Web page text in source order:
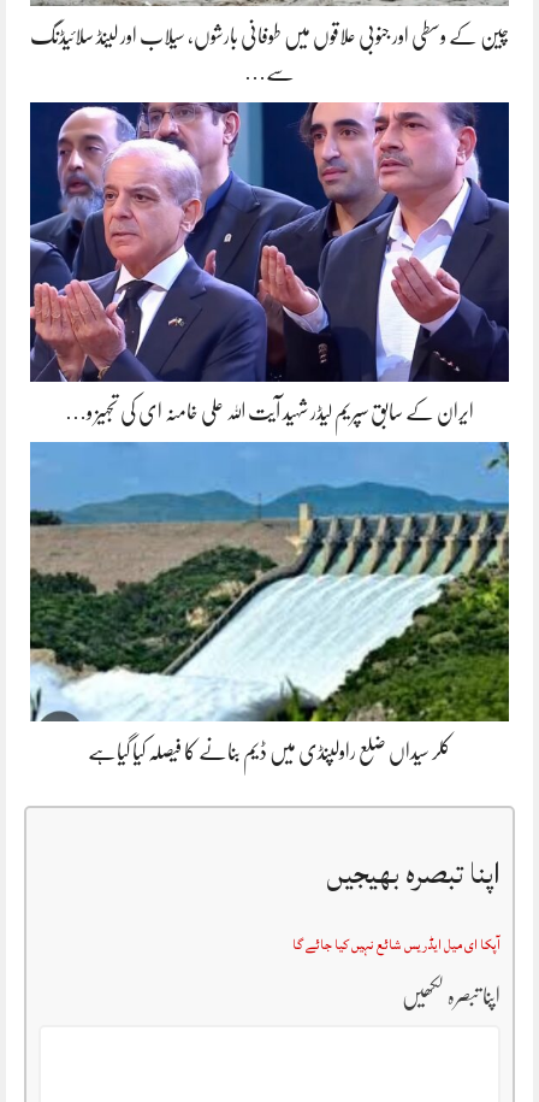
چین کے وسطی اور جنوبی علاقوں میں طوفانی بارشوں، سیلاب اور لینڈ سلائیڈنگ
سے…
ایران کے سابق سپریم لیڈر شہید آیت اللہ علی خامنہ ای کی تجہیز و…
کلر سیداں ضلع راولپنڈی میں ڈیم بنانے کا فیصلہ کیا گیاہے
اپنا تبصرہ بھیجیں
آپکا ای میل ایڈریس شائع نہیں کیا جائے گا
اپنا تبصرہ لکھیں